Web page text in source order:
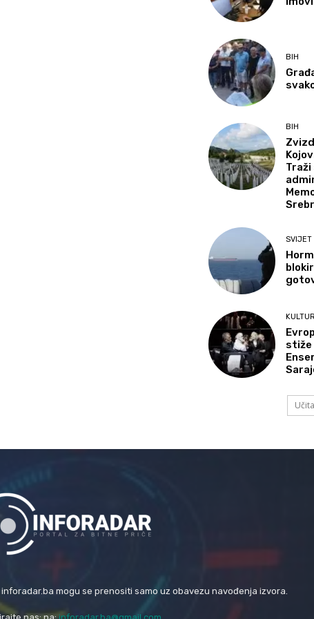
BIH
BIH
Traži
SVIJET
stiže
mogu se prenositi samo uz obavezu navođenja izvora.